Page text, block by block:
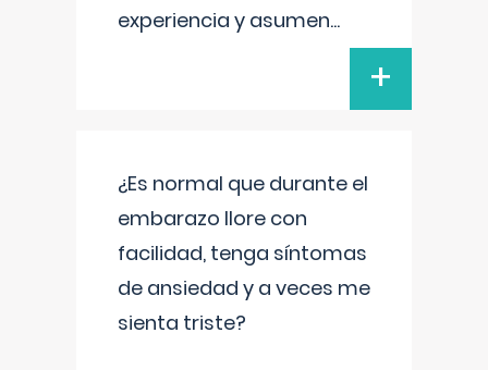
experiencia y asumen...
+
¿Es normal que durante el
embarazo llore con
facilidad, tenga síntomas
de ansiedad y a veces me
sienta triste?